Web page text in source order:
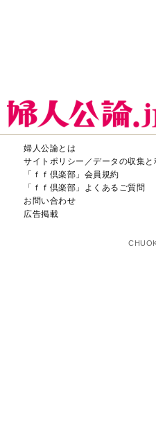
婦人公論とは
サイトポリシー／データの収集と
「ｆｆ倶楽部」会員規約
「ｆｆ倶楽部」よくあるご質問
お問い合わせ
広告掲載